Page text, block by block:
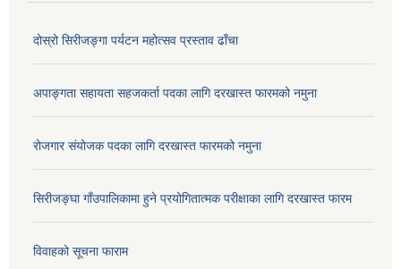
दोस्रो सिरीजङ्गा पर्यटन महोत्सव प्रस्ताव ढाँचा
अपाङ्गता सहायता सहजकर्ता पदका लागि दरखास्त फारमको नमुना
रोजगार संयोजक पदका लागि दरखास्त फारमको नमुना
सिरीजङ्घा गाँउपालिकामा हुने प्रयोगितात्मक परीक्षाका लागि दरखास्त फारम
विवाहको सूचना फाराम